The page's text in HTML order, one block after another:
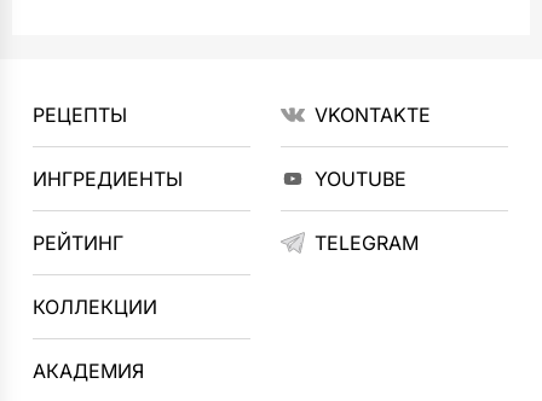
РЕЦЕПТЫ
ИНГРЕДИЕНТЫ
РЕЙТИНГ
КОЛЛЕКЦИИ
АКАДЕМИЯ
VKONTAKTE
YOUTUBE
TELEGRAM